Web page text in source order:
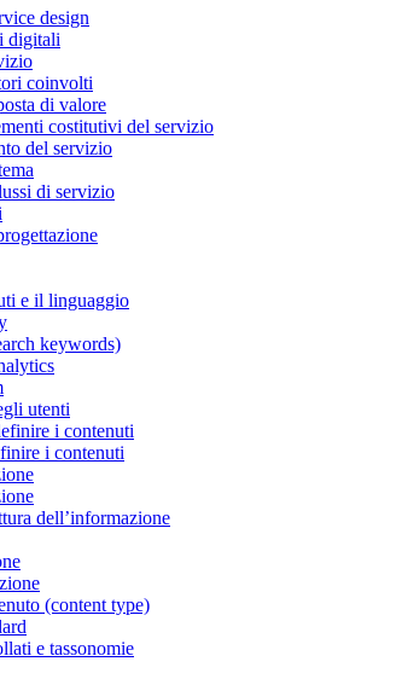
design
digitali
coinvolti
di valore
costitutivi del servizio
del servizio
di servizio
e il linguaggio
keywords)
utenti
i contenuti
i contenuti
dell’informazione
(content type)
e tassonomie